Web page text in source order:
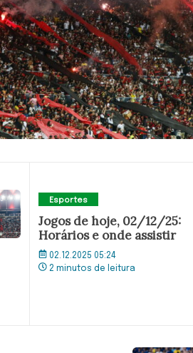
Esportes
Jogos de hoje, 02/12/25:
Horários e onde assistir
02.12.2025 05:24
2 minutos de leitura